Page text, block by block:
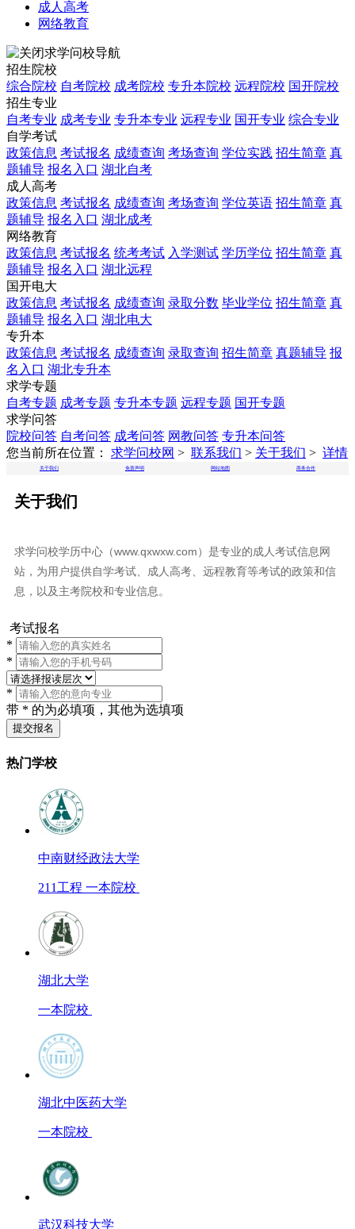
成人高考
网络教育
求学问校导航
招生院校
综合院校 自考院校 成考院校 专升本院校 远程院校 国开院校
招生专业
自考专业 成考专业 专升本专业 远程专业 国开专业 综合专业
自学考试
政策信息 考试报名 成绩查询 考场查询 学位实践 招生简章 真
题辅导 报名入口 湖北自考
成人高考
政策信息 考试报名 成绩查询 考场查询 学位英语 招生简章 真
题辅导 报名入口 湖北成考
网络教育
政策信息 考试报名 统考考试 入学测试 学历学位 招生简章 真
题辅导 报名入口 湖北远程
国开电大
政策信息 考试报名 成绩查询 录取分数 毕业学位 招生简章 真
题辅导 报名入口 湖北电大
专升本
政策信息 考试报名 成绩查询 录取查询 招生简章 真题辅导 报
名入口 湖北专升本
求学专题
自考专题 成考专题 专升本专题 远程专题 国开专题
求学问答
院校问答 自考问答 成考问答 网教问答 专升本问答
您当前所在位置： 求学问校网 > 联系我们 > 关于我们 > 详情
关于我们 免责声明 网站地图 商务合作
关于我们
求学问校学历中心（www.qxwxw.com）是专业的成人考试信息网
站，为用户提供自学考试、成人高考、远程教育等考试的政策和信
息，以及主考院校和专业信息。
考试报名
*
*
*
带 * 的为必填项，其他为选填项
提交报名
热门学校
中南财经政法大学
211工程 一本院校
湖北大学
一本院校
湖北中医药大学
一本院校
武汉科技大学